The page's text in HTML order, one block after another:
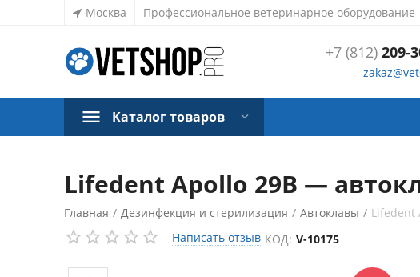
Москва Профессиональное ветеринарное оборудование
+7 (812)209-
Каталог товаров
Lifedent Apollo 29B —
Главная / Дезинфекция и стерилизация / Автоклавы / Lifedent
Написать отзыв КОД: V-10175
9%